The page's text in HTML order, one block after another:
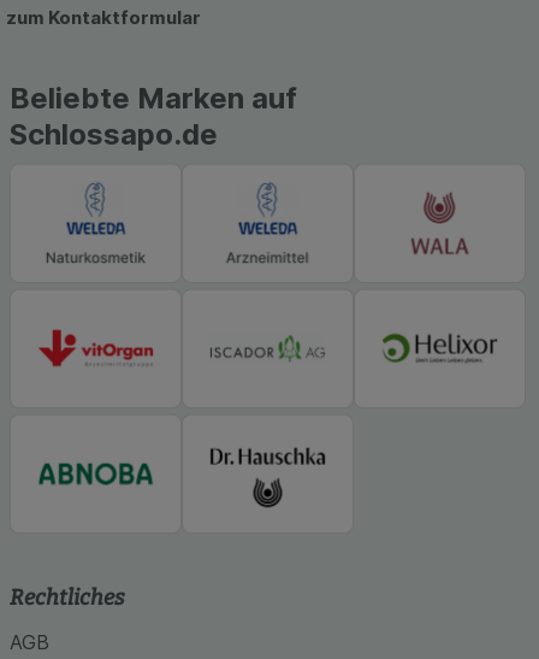
hierfür teilweise an Dritte wie z.B. Google oder
zum Kontaktformular
Beliebte Marken auf
Schlossapo.de
Rechtliches
AGB